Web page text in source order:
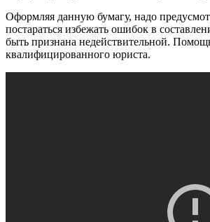
Оформляя данную бумагу, надо
постараться избежать ошибок в
быть признана недействительной.
квалифицированного юриста.